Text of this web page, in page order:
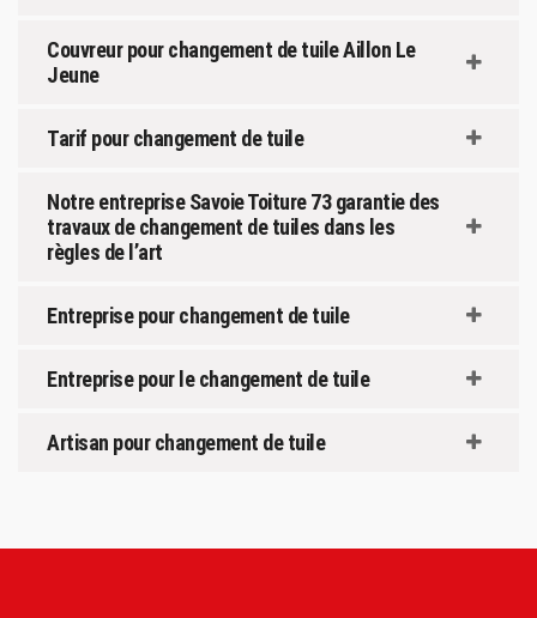
Couvreur pour changement de tuile Aillon Le
Jeune
Tarif pour changement de tuile
Notre entreprise Savoie Toiture 73 garantie des
travaux de changement de tuiles dans les
règles de l’art
Entreprise pour changement de tuile
Entreprise pour le changement de tuile
Artisan pour changement de tuile